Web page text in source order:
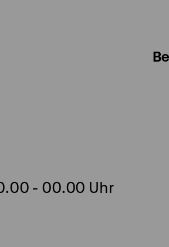
- 00.00 Uhr